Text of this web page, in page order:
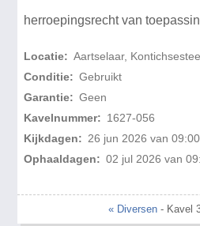
herroepingsrecht van
Locatie: Aartselaar,
Conditie: Gebruikt
Garantie: Geen
Kavelnummer: 1627-056
Kijkdagen: 26 jun 2026 van
Ophaaldagen: 02 jul 2026 van
« Diversen- Kavel